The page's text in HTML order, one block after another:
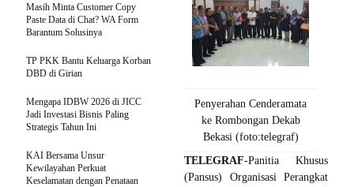
Penyerahan Cenderamata
ke Rombongan Dekab
Bekasi (foto:telegraf)
TELEGRAF-Panitia Khusus
(Pansus) Organisasi Perangkat
Masih Minta Customer Copy
Paste Data di Chat? WA Form
Barantum Solusinya
TP PKK Bantu Keluarga Korban
DBD di Girian
Mengapa IDBW 2026 di JICC
Jadi Investasi Bisnis Paling
Strategis Tahun Ini
KAI Bersama Unsur
Kewilayahan Perkuat
Keselamatan dengan Penataan